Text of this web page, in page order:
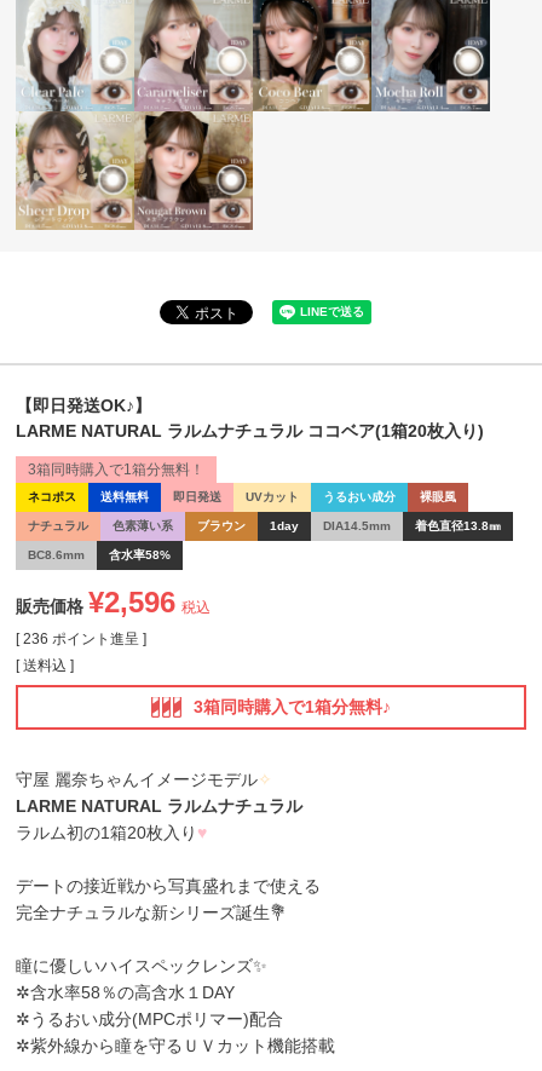
【即日発送OK♪】
LARME NATURAL ラルムナチュラル ココベア(1箱20枚入り)
ネコポス 送料無料 即日発送 UVカット うるおい成分 裸眼風
ナチュラル 色素薄い系 ブラウン 1day DIA14.5mm 着色直径13.8㎜
BC8.6mm 含水率58%
3箱同時購入で1箱分無料！
販売価格 ¥2,596 税込
[ 236 ポイント進呈 ]
送料込
3箱同時購入で1箱分無料♪
守屋 麗奈ちゃんイメージモデル✧
LARME NATURAL ラルムナチュラル
ラルム初の1箱20枚入り ♥
デートの接近戦から写真盛れまで使える
完全ナチュラルな新シリーズ誕生💐
瞳に優しいハイスペックレンズ✨
✲含水率58％の高含水１DAY
✲うるおい成分(MPCポリマー)配合
✲紫外線から瞳を守るＵＶカット機能搭載